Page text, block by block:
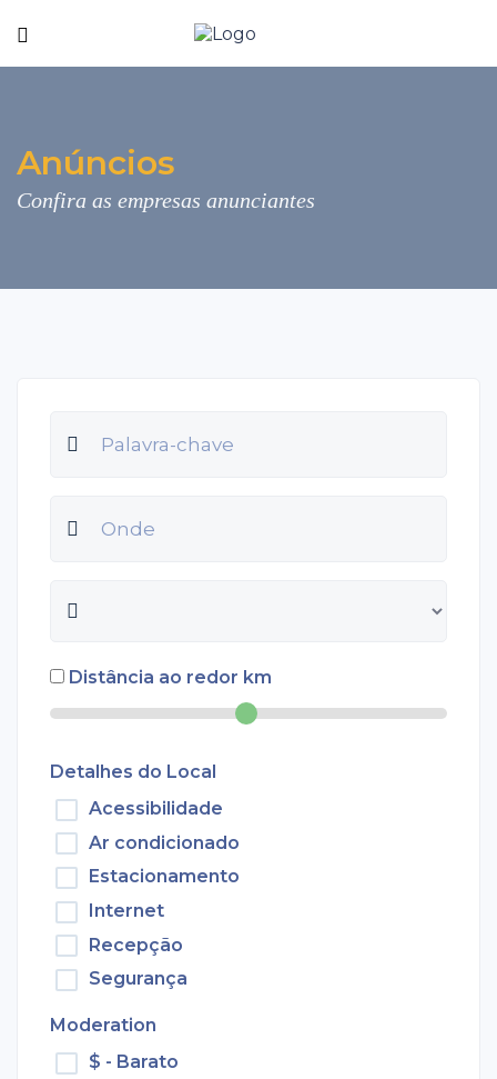
Anúncios
Confira as empresas anunciantes
Distância ao redor km
Detalhes do Local
Acessibilidade
Ar condicionado
Estacionamento
Internet
Recepção
Segurança
Moderation
$ - Barato